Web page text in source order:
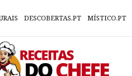
DESCOBERTAS.PT MÍSTICO.PT